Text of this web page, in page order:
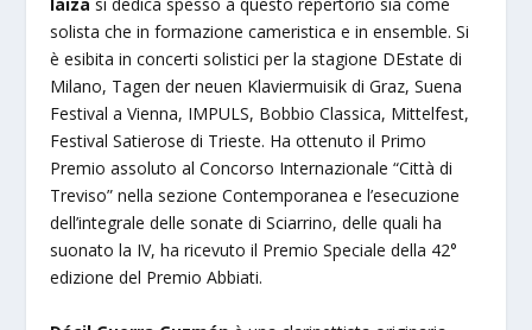
solista che in formazione cameristica e in ensemble. Si
è esibita in concerti solistici per la stagione DEstate di
Milano, Tagen der neuen Klaviermuisik di Graz, Suena
Festival a Vienna, IMPULS, Bobbio Classica, Mittelfest,
Festival Satierose di Trieste. Ha ottenuto il Primo
Premio assoluto al Concorso Internazionale “Città di
Treviso” nella sezione Contemporanea e l’esecuzione
dell’integrale delle sonate di Sciarrino, delle quali ha
suonato la IV, ha ricevuto il Premio Speciale della 42°
edizione del Premio Abbiati.